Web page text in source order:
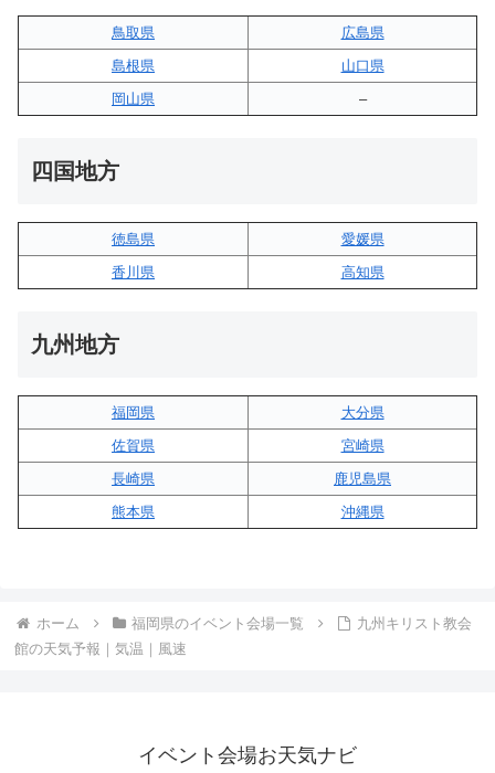
鳥取県
広島県
島根県
山口県
岡山県
–
四国地方
徳島県
愛媛県
香川県
高知県
九州地方
福岡県
大分県
佐賀県
宮崎県
長崎県
鹿児島県
熊本県
沖縄県
ホーム 福岡県のイベント会場一覧
九州キリスト教会
館の天気予報｜気温｜風速
イベント会場お天気ナビ